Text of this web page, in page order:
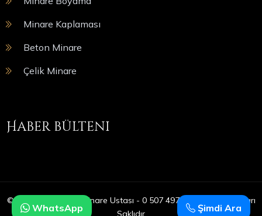
Minare Kaplaması
Beton Minare
Çelik Minare
Haber bülteni
© Copyright 2025 | Minare Ustası - 0 507 497 05 09 | Tüm Hakları
Saklıdır
Şimdi Ara
WhatsApp